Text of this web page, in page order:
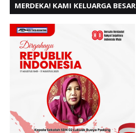
MERDEKA! KAMI KELUARGA
HUT RI KE - 80,